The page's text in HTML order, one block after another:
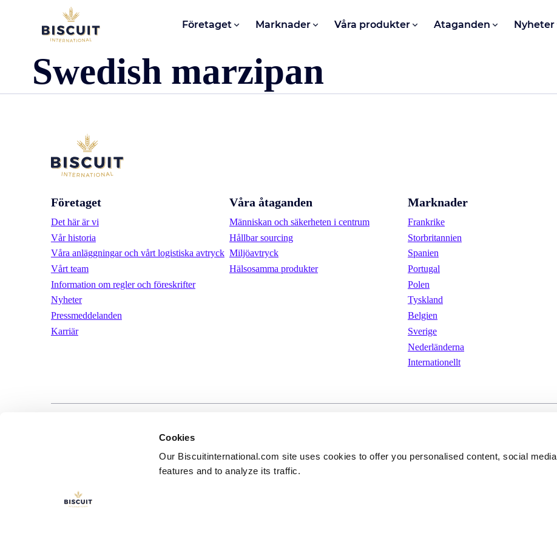
Cookies
Our Biscuitinternational.com site uses cookies to offer you personalised content, social media
features and to analyze its traffic.
Aller au contenu Företaget Marknader Våra produkter Ataganden Nyheter
Swedish marzipan
Företaget
Det här är vi
Vår historia
Våra anläggningar och vårt logistiska avtryck
Vårt team
Information om regler och föreskrifter
Nyheter
Pressmeddelanden
Karriär
Våra åtaganden
Människan och säkerheten i centrum
Hållbar sourcing
Miljöavtryck
Hälsosamma produkter
Marknader
Frankrike
Storbritannien
Spanien
Portugal
Polen
Tyskland
Belgien
Sverige
Nederländerna
Internationellt